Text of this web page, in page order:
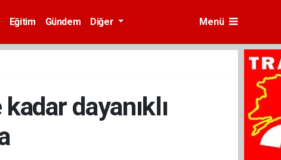
Eğitim Gündem Diğer Menü
dayanıklı